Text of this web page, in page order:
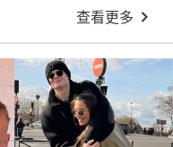
查看更多